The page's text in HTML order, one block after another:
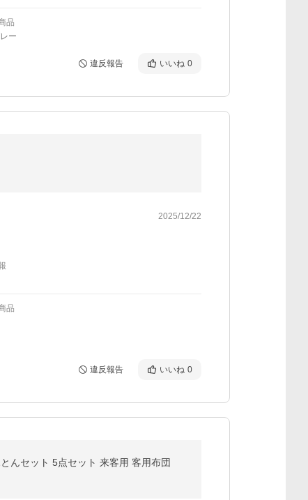
品
ー
違反報告 いいね 0
2025/12/22
品
違反報告 いいね 0
んセット 5点セット 来客用 客用布団